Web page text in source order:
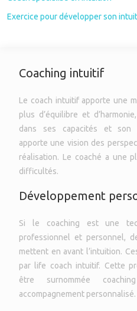
Exercice pour développer son
Coaching intuitif
Le coach intuitif apporte une
plus d’équilibre et
dans ses capacités et son
apporte une vision des
réalisation. Le coaché a une
difficultés.
Développement
Si le coaching est une
professionnel et personnel,
mettent en avant l’intuition.
par life coach intuitif. Cette
être surnommée
accompagnement personnalisé.